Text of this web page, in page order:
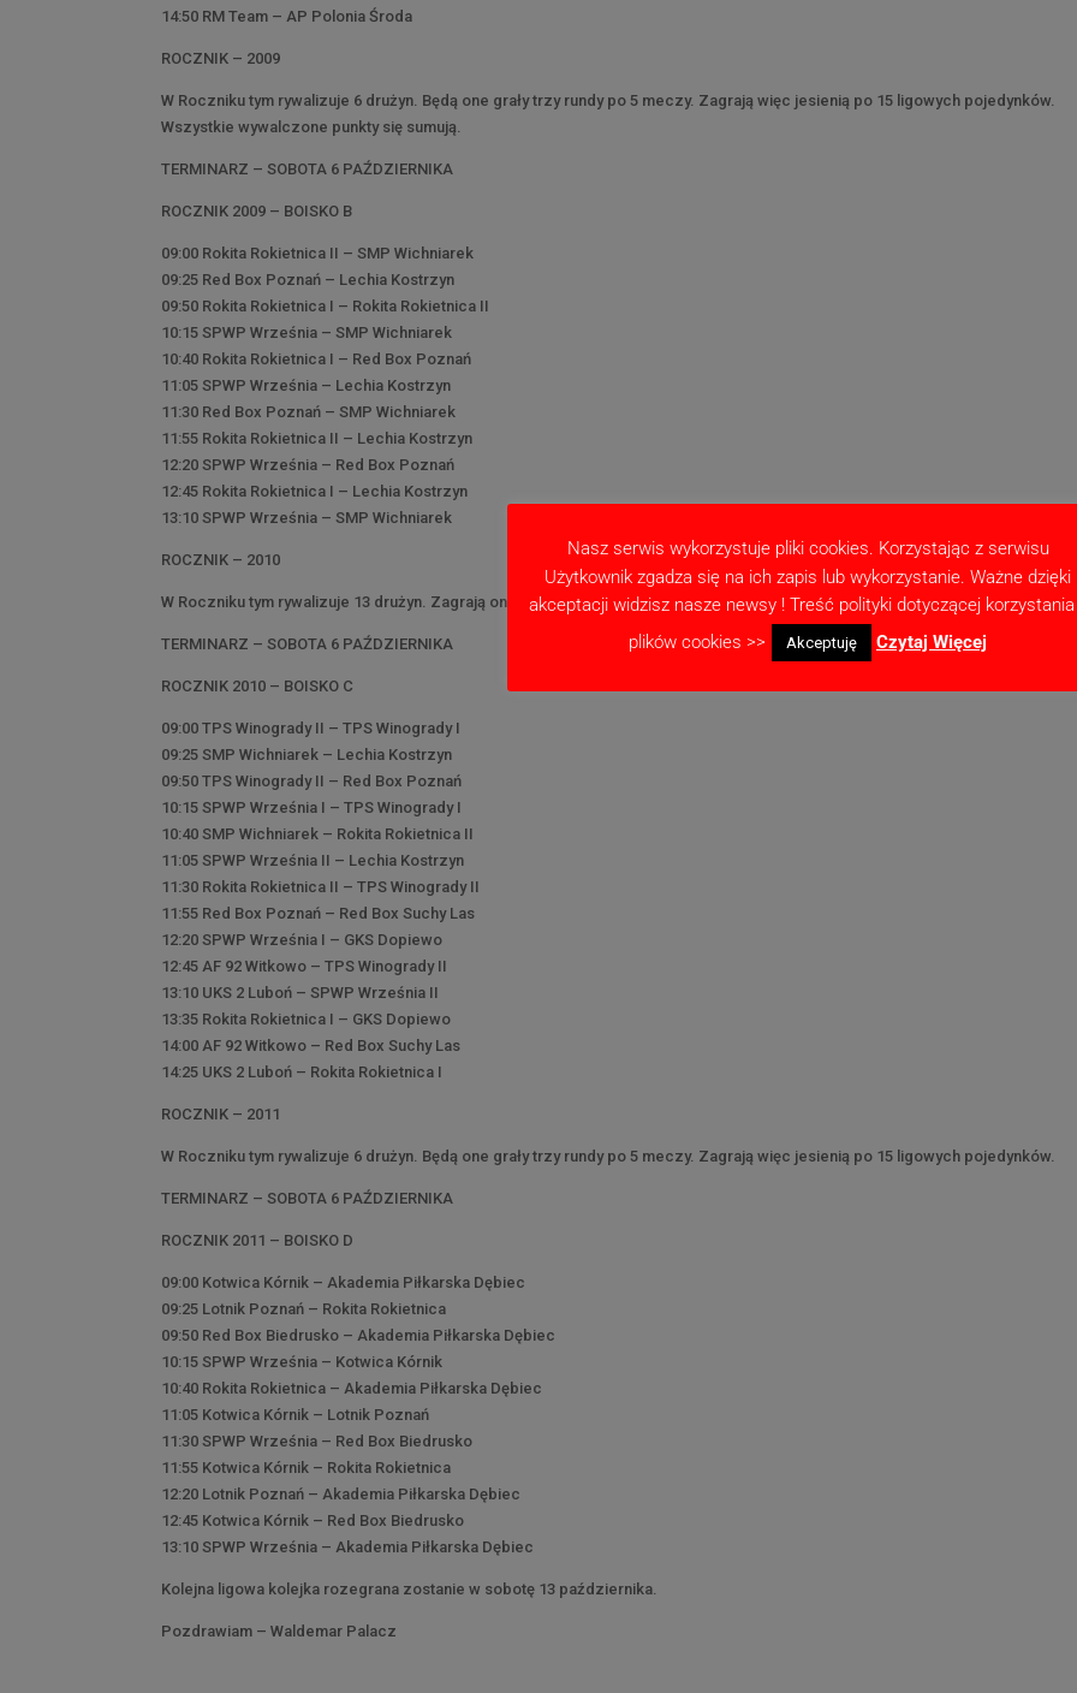
14:50 RM Team – AP Polonia Środa
ROCZNIK – 2009
W Roczniku tym rywalizuje 6 drużyn. Będą one grały trzy rundy po 5 meczy. Zagrają więc jesienią po 15 ligowych pojedynków.
Wszystkie wywalczone punkty się sumują.
TERMINARZ – SOBOTA 6 PAŹDZIERNIKA
ROCZNIK 2009 – BOISKO B
09:00 Rokita Rokietnica II – SMP Wichniarek
09:25 Red Box Poznań – Lechia Kostrzyn
09:50 Rokita Rokietnica I – Rokita Rokietnica II
10:15 SPWP Września – SMP Wichniarek
10:40 Rokita Rokietnica I – Red Box Poznań
11:05 SPWP Września – Lechia Kostrzyn
11:30 Red Box Poznań – SMP Wichniarek
11:55 Rokita Rokietnica II – Lechia Kostrzyn
12:20 SPWP Września – Red Box Poznań
12:45 Rokita Rokietnica I – Lechia Kostrzyn
13:10 SPWP Września – SMP Wichniarek
ROCZNIK – 2010
W Roczniku tym rywalizuje 13 drużyn. Zagrają one jedną rundę, czyli po 12 meczy. Wyłonią one jesienną, ligową końcową tabelę.
TERMINARZ – SOBOTA 6 PAŹDZIERNIKA
ROCZNIK 2010 – BOISKO C
09:00 TPS Winogrady II – TPS Winogrady I
09:25 SMP Wichniarek – Lechia Kostrzyn
09:50 TPS Winogrady II – Red Box Poznań
10:15 SPWP Września I – TPS Winogrady I
10:40 SMP Wichniarek – Rokita Rokietnica II
11:05 SPWP Września II – Lechia Kostrzyn
11:30 Rokita Rokietnica II – TPS Winogrady II
11:55 Red Box Poznań – Red Box Suchy Las
12:20 SPWP Września I – GKS Dopiewo
12:45 AF 92 Witkowo – TPS Winogrady II
13:10 UKS 2 Luboń – SPWP Września II
13:35 Rokita Rokietnica I – GKS Dopiewo
14:00 AF 92 Witkowo – Red Box Suchy Las
14:25 UKS 2 Luboń – Rokita Rokietnica I
ROCZNIK – 2011
W Roczniku tym rywalizuje 6 drużyn. Będą one grały trzy rundy po 5 meczy. Zagrają więc jesienią po 15 ligowych pojedynków.
TERMINARZ – SOBOTA 6 PAŹDZIERNIKA
ROCZNIK 2011 – BOISKO D
09:00 Kotwica Kórnik – Akademia Piłkarska Dębiec
09:25 Lotnik Poznań – Rokita Rokietnica
09:50 Red Box Biedrusko – Akademia Piłkarska Dębiec
10:15 SPWP Września – Kotwica Kórnik
10:40 Rokita Rokietnica – Akademia Piłkarska Dębiec
11:05 Kotwica Kórnik – Lotnik Poznań
11:30 SPWP Września – Red Box Biedrusko
11:55 Kotwica Kórnik – Rokita Rokietnica
12:20 Lotnik Poznań – Akademia Piłkarska Dębiec
12:45 Kotwica Kórnik – Red Box Biedrusko
13:10 SPWP Września – Akademia Piłkarska Dębiec
Kolejna ligowa kolejka rozegrana zostanie w sobotę 13 października.
Pozdrawiam – Waldemar Palacz
Nasz serwis wykorzystuje pliki cookies. Korzystając z serwisu
Użytkownik zgadza się na ich zapis lub wykorzystanie. Ważne dzięki
akceptacji widzisz nasze newsy ! Treść polityki dotyczącej
plików cookies >>
Akceptuję Czytaj Więcej